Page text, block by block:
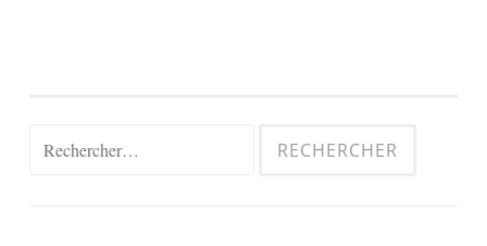
Rechercher :